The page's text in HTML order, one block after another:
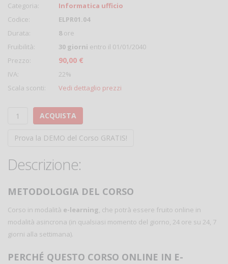
Categoria:
Informatica ufficio
Codice:
ELPR01.04
Durata:
8ore
Fruibilità:
30 giorni entro il 01/01/2040
Prezzo:
90,00 €
IVA:
22%
Scala sconti:
Vedi dettaglio prezzi
ACQUISTA
Prova la DEMO del Corso GRATIS!
Descrizione:
METODOLOGIA DEL CORSO
Corso in modalità e-learning, che potrà essere fruito online in
modalità asincrona (in qualsiasi momento del giorno, 24 ore su 24, 7
giorni alla settimana).
PERCHÉ QUESTO CORSO ONLINE IN E-